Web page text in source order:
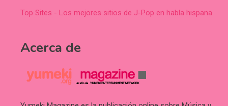
Top Sites - Los mejores sitios de J-Pop en habla hispana
Acerca de